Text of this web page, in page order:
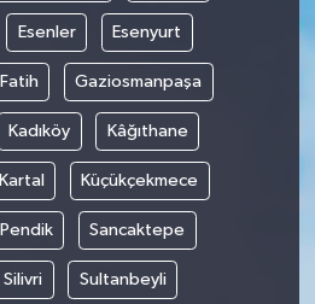
Esenler Esenyurt
Fatih Gaziosmanpaşa
Kadıköy Kâğıthane
Kartal Küçükçekmece
Pendik Sancaktepe
Silivri Sultanbeyli